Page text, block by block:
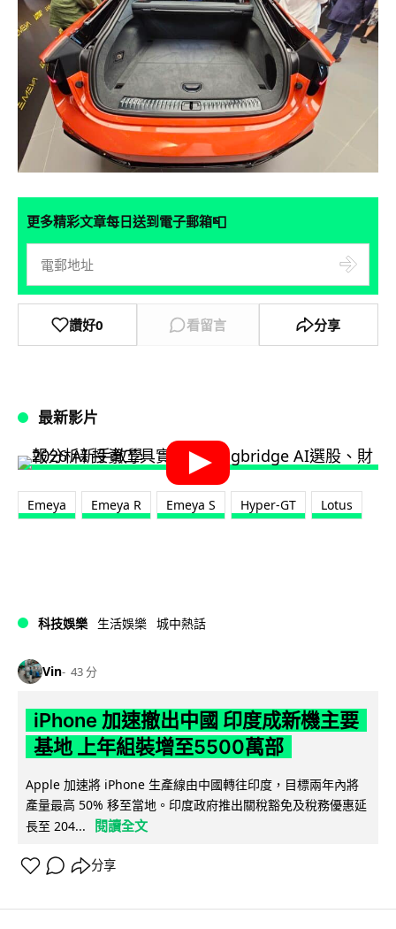
更多精彩文章每日送到電子郵箱📮
讚好0 看留言 分享
最新影片
Emeya Emeya R Emeya S Hyper-GT Lotus
科技娛樂 生活娛樂 城中熱話
Vin 43 分
iPhone 加速撤出中國 印度成新機主要
基地 上年組裝增至5500萬部
Apple 加速將 iPhone 生產線由中國轉往印度，目標兩年內將
產量最高 50% 移至當地。印度政府推出關稅豁免及稅務優惠延
長至 204...
閱讀全文
分享